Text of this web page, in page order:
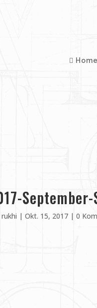
Home
rukhi |Okt. 15, 2017 |0